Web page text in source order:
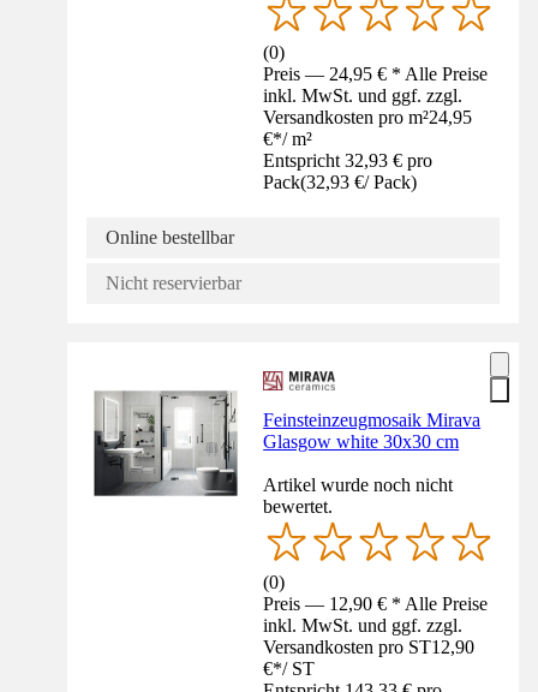
(0)
Preis — 24,95 € * Alle Preise
inkl. MwSt. und ggf. zzgl.
Versandkosten pro m²24,95
€*/ m²
Entspricht 32,93 € pro
Pack(32,93 €/ Pack)
Online bestellbar
Nicht reservierbar
Feinsteinzeugmosaik Mirava
Glasgow white 30x30 cm
Artikel wurde noch nicht
bewertet.
(0)
Preis — 12,90 € * Alle Preise
inkl. MwSt. und ggf. zzgl.
Versandkosten pro ST12,90
€*/ ST